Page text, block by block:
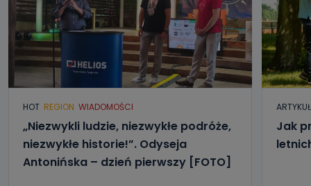
Można to zrobić pod numerem telefonu 62 735-51-05 lub
e-mailowo pod adresem: poczta@tvproart.pl
HOT REGION WIADOMOŚCI
„Niezwykli ludzie, niezwykłe podróże,
niezwykłe historie!”. Odyseja
Antonińska – dzień pierwszy [FOTO]
Jak